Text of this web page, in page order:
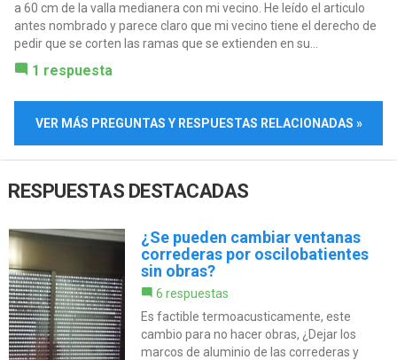
a 60 cm de la valla medianera con mi vecino. He leído el articulo
antes nombrado y parece claro que mi vecino tiene el derecho de
pedir que se corten las ramas que se extienden en su...
1 respuesta
VER MÁS PREGUNTAS Y RESPUESTAS RELACIONADAS »
RESPUESTAS DESTACADAS
¿Se pueden cambiar ventanas
correderas por oscilobatientes
sin obras?
6 respuestas
Es factible termoacusticamente, este
cambio para no hacer obras, ¿Dejar los
marcos de aluminio de las correderas y